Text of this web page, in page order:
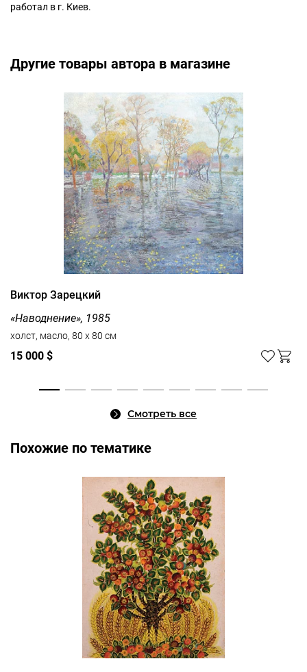
работал в г. Киев.
Другие товары автора в магазине
Виктор Зарецкий
«Наводнение», 1985
холст, масло, 80 x 80 см
15 000 $
Смотреть все
Похожие по тематике